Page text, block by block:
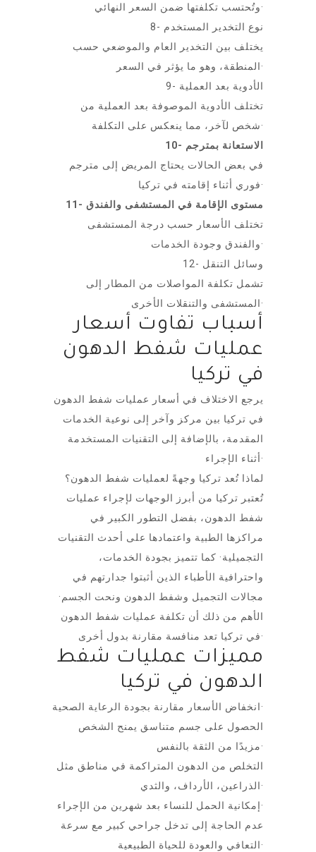
وتُحتسب تكلفتها ضمن السعر النهائي·
8- نوع التخدير المستخدم
يختلف بين التخدير العام والموضعي حسب
المنطقة، وهو ما يؤثر في السعر·
9- الأدوية بعد العملية
تختلف الأدوية الموصوفة بعد العملية من
شخص لآخر، مما ينعكس على التكلفة·
10- الاستعانة بمترجم
في بعض الحالات يحتاج المريض إلى مترجم
فوري أثناء إقامته في تركيا·
11- مستوى الإقامة في المستشفى والفندق
تختلف الأسعار حسب درجة المستشفى
والفندق وجودة الخدمات·
12- وسائل التنقل
تشمل تكلفة المواصلات من المطار إلى
المستشفى والتنقلات الأخرى·
أسباب تفاوت أسعار
عمليات شفط الدهون
في تركيا
يرجع الاختلاف في أسعار عمليات شفط الدهون
في تركيا بين مركز وآخر إلى نوعية الخدمات
المقدمة، بالإضافة إلى التقنيات المستخدمة
أثناء الإجراء·
لماذا تُعد تركيا وجهةً لعمليات شفط الدهون؟
تُعتبر تركيا من أبرز الوجهات لإجراء عمليات
شفط الدهون، بفضل التطور الكبير في
مراكزها الطبية واعتمادها على أحدث التقنيات
التجميلية· كما تتميز بجودة الخدمات،
واحترافية الأطباء الذين أثبتوا جدارتهم في
مجالات التجميل وشفط الدهون ونحت الجسم·
الأهم من ذلك أن تكلفة عمليات شفط الدهون
في تركيا تعد منافسة مقارنة بدول أخرى·
مميزات عمليات شفط
الدهون في تركيا
انخفاض الأسعار مقارنة بجودة الرعاية الصحية·
الحصول على جسم متناسق يمنح الشخص
مزيدًا من الثقة بالنفس·
التخلص من الدهون المتراكمة في مناطق مثل
الذراعين، الأرداف، والثدي·
إمكانية الحمل للنساء بعد شهرين من الإجراء·
عدم الحاجة إلى تدخل جراحي كبير مع سرعة
التعافي والعودة للحياة الطبيعية·